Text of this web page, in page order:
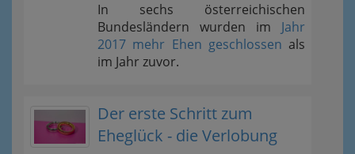
In sechs österreichischen
Bundesländern wurden im Jahr
2017 mehr Ehen geschlossen als
im Jahr zuvor.
Der erste Schritt zum
Eheglück - die Verlobung